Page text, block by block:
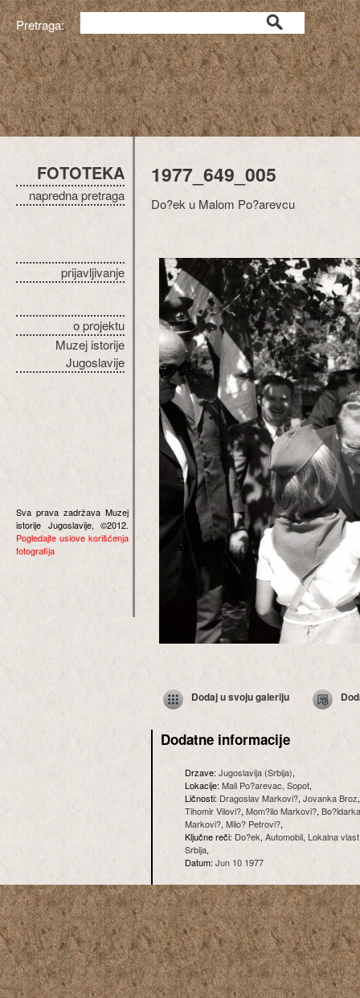
Pretraga:
FOTOTEKA
napredna pretraga
prijavljivanje
o projektu
Muzej istorije
Jugoslavije
Sva prava zadržava Muzej
istorije Jugoslavije, ©2012.
Pogledajte uslove korišćenja
fotografija
1977_649_005
Do?ek u Malom Po?arevcu
Dodaj u svoju galeriju
Dodatne informacije
Drzave:Jugoslavija (Srbija),
Lokacije:Mali Po?arevac, Sopot,
Ličnosti: Dragoslav Markovi?, Jovanka Broz
Tihomir Vilovi?, Mom?ilo Markovi?,
Markovi?, Milo? Petrovi?,
Ključne reči: Do?ek, Automobil, Lokalna vlast
Srbija,
Datum: Jun 10 1977